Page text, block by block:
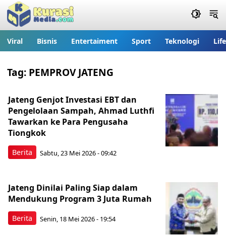
Viral Bisnis Entertaiment Sport Teknologi
Tag: PEMPROV JATENG
Berita
Jateng Genjot Investasi EBT dan
Pengelolaan Sampah, Ahmad Luthfi
Tawarkan ke Para Pengusaha
Tiongkok
Sabtu, 23 Mei 2026 - 09:42
Berita
Jateng Dinilai Paling Siap dalam
Mendukung Program 3 Juta Rumah
Senin, 18 Mei 2026 - 19:54